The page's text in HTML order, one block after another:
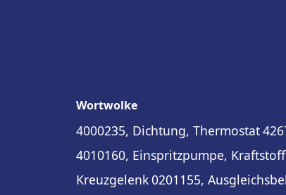
Wortwolke
4000235, Dichtung, Thermostat
4010160, Einspritzpumpe,
Kreuzgelenk0201155,